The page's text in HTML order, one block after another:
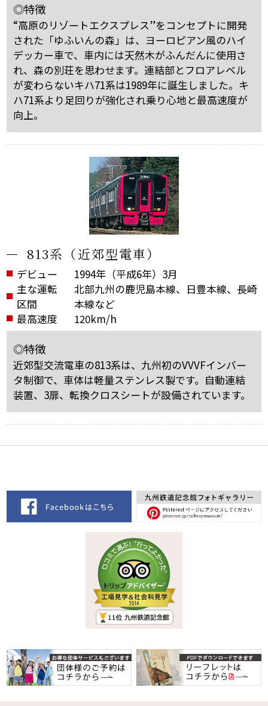
◎特徴
“高原のリゾートエクスプレス”をコンセプトに開発
された「ゆふいんの森」は、ヨーロピアン風のハイ
デッカー車で、車内には天然木がふんだんに使用さ
れ、森の別荘を思わせます。 連結部とフロアレベル
が変わらないキハ71系は1989年に誕生しました。キ
ハ71系より足回りが強化され乗り心地と最高速度が
向上。
813系（近郊型電車）
デビュー
1994年（平成6年）3月
主な運転
区間
北部九州の鹿児島本線、日豊本線、長崎
本線など
最高速度
120km/h
◎特徴
近郊型交流電車の813系は、九州初のVVVFインバー
タ制御で、車体は軽量ステンレス製です。自動連結
装置、3扉、転換クロスシートが設備されています。